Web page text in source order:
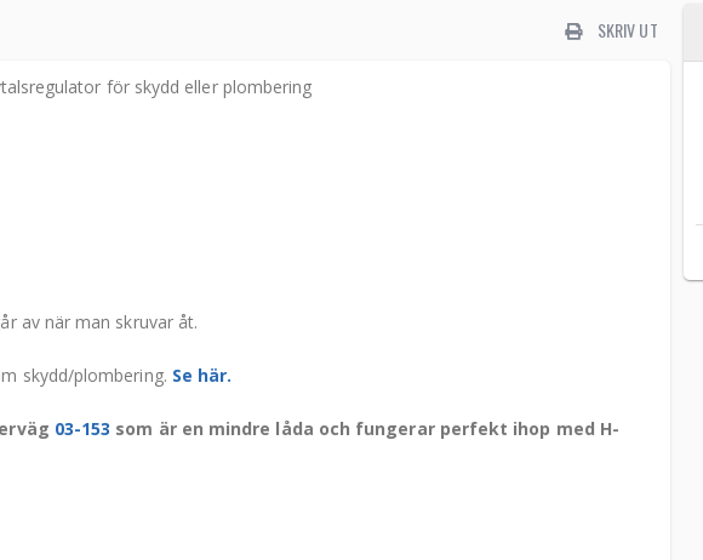
SKRIV UT
för skydd eller plombering
av när man skruvar åt.
skydd/plombering. Se här.
03-153 som är en mindre låda och fungerar perfekt ihop med H-